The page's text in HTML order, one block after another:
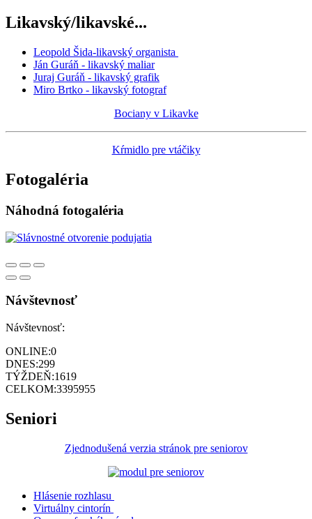
Likavský/likavské...
Leopold Šida-likavský organista
Ján Guráň - likavský maliar
Juraj Guráň - likavský grafik
Miro Brtko - likavský fotograf
Bociany v Likavke
Kŕmidlo pre vtáčiky
Fotogaléria
Náhodná fotogaléria
Návštevnosť
Návštevnosť:
ONLINE:0
DNES:299
TÝŽDEŇ:1619
CELKOM:3395955
Seniori
Zjednodušená verzia stránok pre seniorov
Hlásenie rozhlasu
Virtuálny cintorín